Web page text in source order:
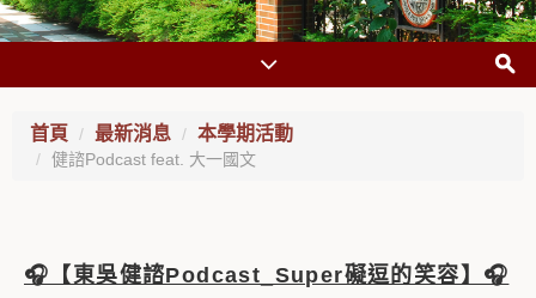
首頁 最新消息 本學期活動
健諮Podcast feat. 大一國文
🎧【東吳健諮Podcast_Super礙逗的笑容】🎧